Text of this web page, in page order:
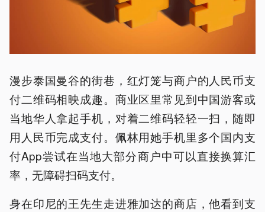
漫步泰国曼谷的街巷，红灯笼与商户的人民币支
付二维码相映成趣。商业区里常见到中国游客或
当地华人拿起手机，对着二维码轻轻一扫，随即
用人民币完成支付。佩林用她手机里多个国内支
付App尝试在当地大部分商户中可以直接换算汇
率，无障碍扫码支付。
身在印尼的王先生走进雅加达的商店，他看到支